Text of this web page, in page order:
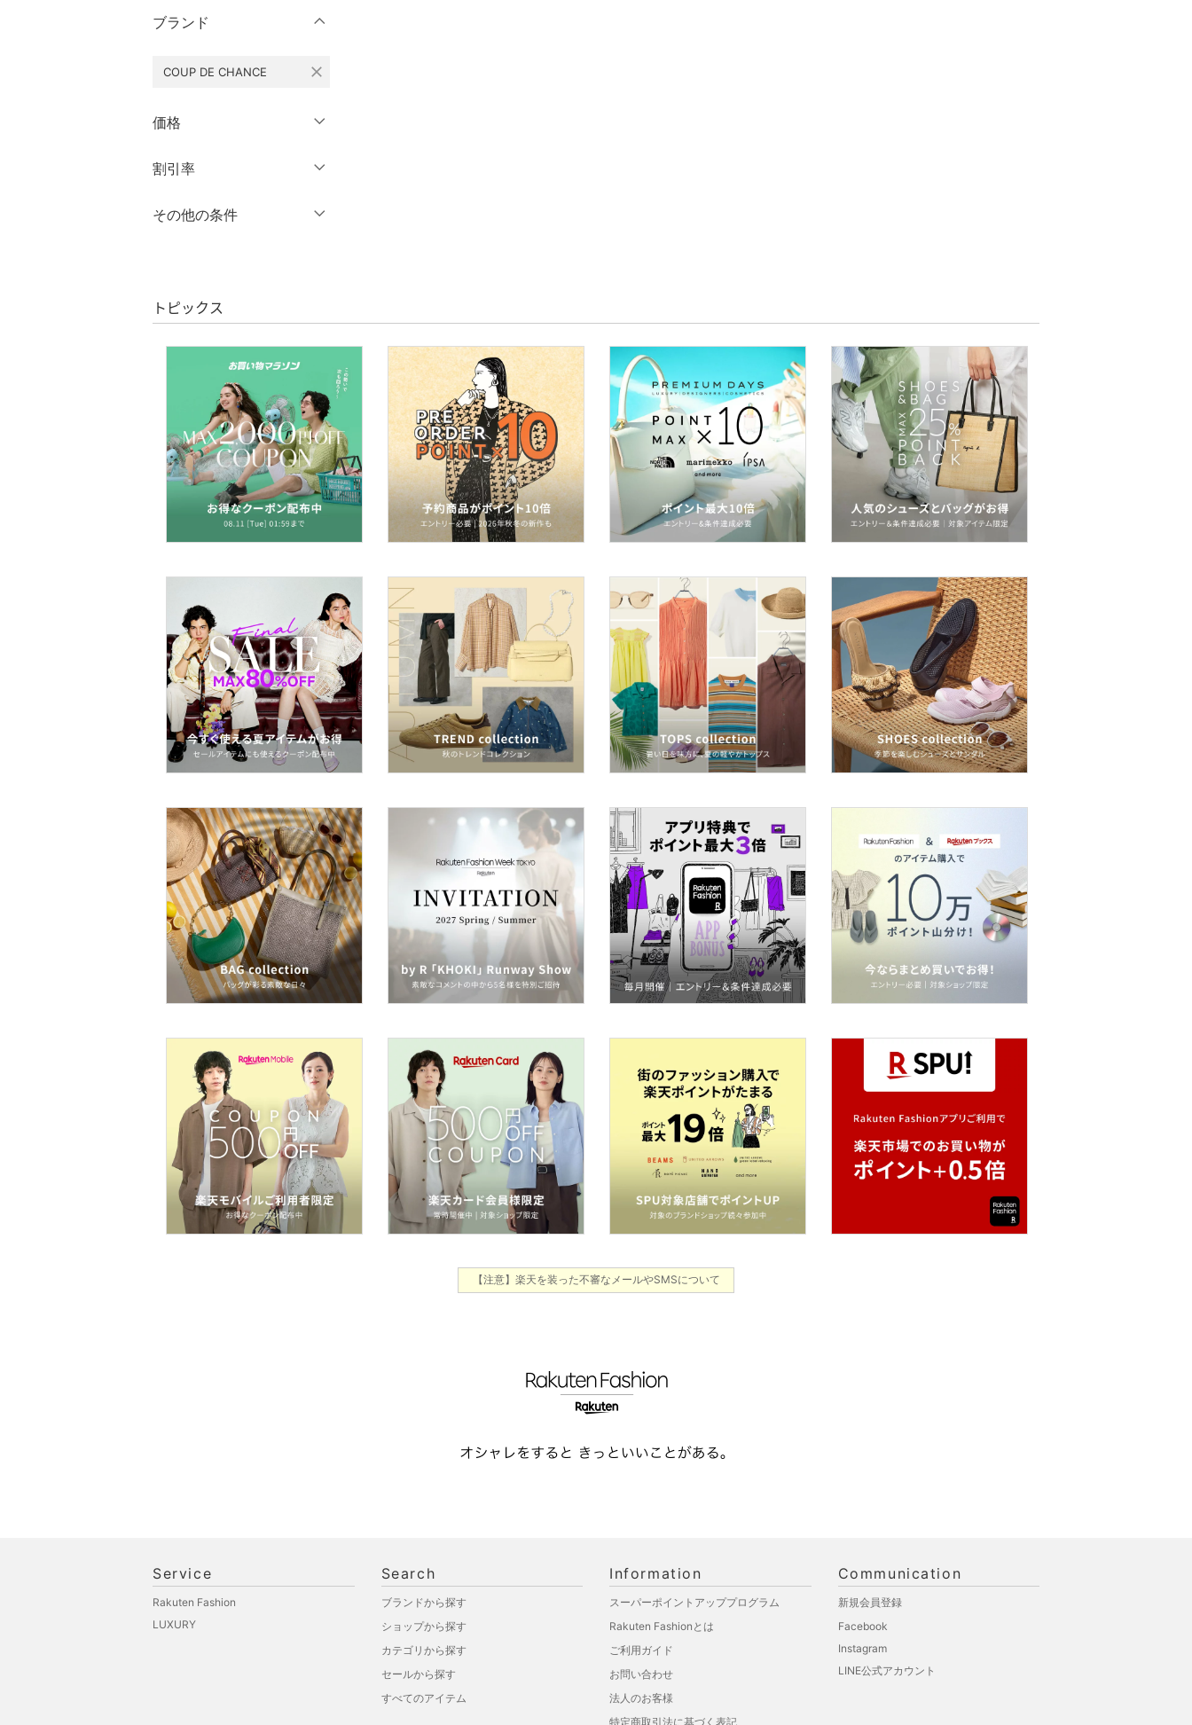
パンツ
ワンピース・ドレス
スカート
ーオール
バッグ
アクセサリー・腕時計
財布・ポーチ・ケース
帽子
ヘアアクセサリー
マタニティウェア・ベビ
スーツ・フォーマル
水着・スイムグッズ
着物・浴衣・和装小物
スキンケア
ベースメイク
メイクアップ
ネイル
ボディケア・オーラルケ
ア
ヘアケア
フレグランス
メイク道具・美容器具
コフレ・キット・セット
食器・調理器具・キッチ
ン用品
インテリア・生活雑貨
スマホグッズ・オーディ
クリア
ブランド
COUP DE CHANCE close
価格
絞り込み
割引率
％OFF～ ％OFF
その他の条件
クリア 絞り込み
トピックス
【注意】楽天を装った不審なメールやSMSについて
Service
Rakuten Fashion
LUXURY
Search
ブランドから探す
ショップから探す
カテゴリから探す
セールから探す
すべてのアイテム
Information
スーパーポイントアッププログラム
Rakuten Fashionとは
ご利用ガイド
お問い合わせ
法人のお客様
特定商取引法に基づく表記
Communication
新規会員登録
Facebook
Instagram
LINE公式アカウント